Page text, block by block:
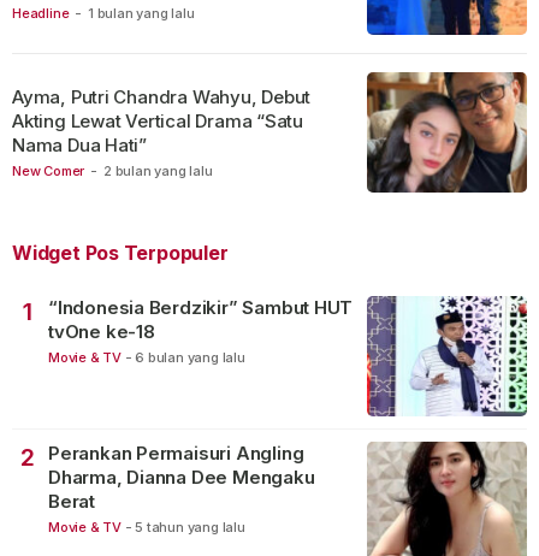
Headline - 1 bulan yang lalu
New Comer - 2 bulan yang lalu
Ayma, Putri Chandra Wahyu, Debut
Akting Lewat Vertical Drama “Satu
Nama Dua Hati”
Widget Pos Terpopuler
1
“Indonesia Berdzikir” Sambut HUT
tvOne ke-18
Movie & TV - 6 bulan yang lalu
2
Perankan Permaisuri Angling
Dharma, Dianna Dee Mengaku
Berat
Movie & TV - 5 tahun yang lalu